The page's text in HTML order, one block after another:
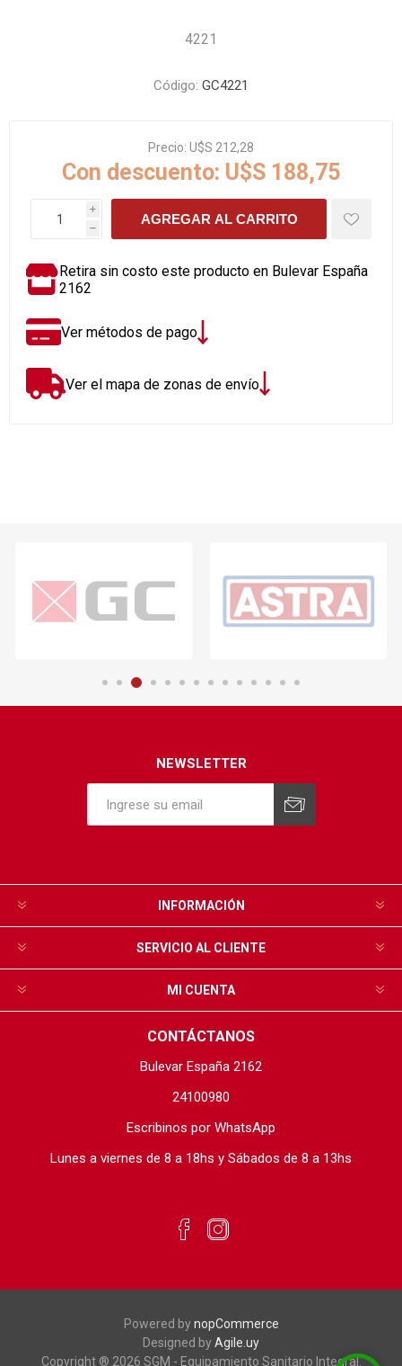
4221
Código: GC4221
Precio: U$S 212,28
Con descuento: U$S 188,75
i
h
AGREGAR AL CARRITO
Retira sin costo este producto en Bulevar España
2162
Ver métodos de pago
Ver el mapa de zonas de envío
NEWSLETTER
INFORMACIÓN
SERVICIO AL CLIENTE
MI CUENTA
CONTÁCTANOS
Bulevar España 2162
24100980
Escribinos por WhatsApp
Lunes a viernes de 8 a 18hs y Sábados de 8 a 13hs
Powered bynopCommerce
Designed byAgile.uy
Copyright ® 2026 SGM - Equipamiento Sanitario Integral.